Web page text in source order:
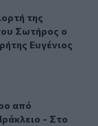
του
της
της
Σωτήρος ο
Ευγένιος
Ηράκλειο -
από Σαντορίνη
από
- Στο